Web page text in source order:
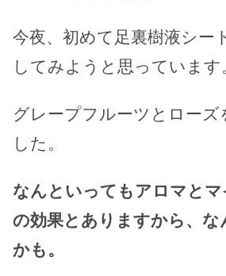
今夜、初めて足裏樹液シー
してみようと思っています
グレープフルーツとローズ
した。
なんといってもアロマと
の効果とありますから、な
かも。